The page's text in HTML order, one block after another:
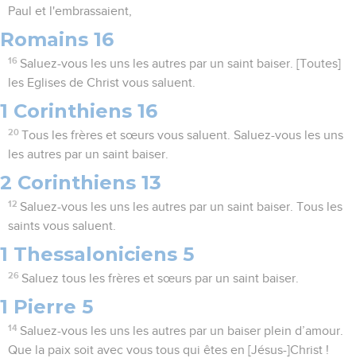
Paul et l'embrassaient,
Romains 16
16 Saluez-vous les uns les autres par un saint baiser. [Toutes]
les Eglises de Christ vous saluent.
1 Corinthiens 16
20 Tous les frères et sœurs vous saluent. Saluez-vous les uns
les autres par un saint baiser.
2 Corinthiens 13
12 Saluez-vous les uns les autres par un saint baiser. Tous les
saints vous saluent.
1 Thessaloniciens 5
26 Saluez tous les frères et sœurs par un saint baiser.
1 Pierre 5
14 Saluez-vous les uns les autres par un baiser plein d’amour.
Que la paix soit avec vous tous qui êtes en [Jésus-]Christ !